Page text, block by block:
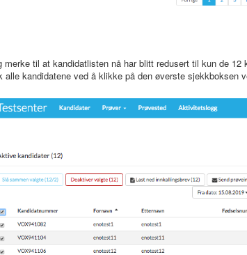
merke til at kandidatlisten nå har blitt redusert til kun de
alle kandidatene ved å klikke på den øverste sjekkboksen